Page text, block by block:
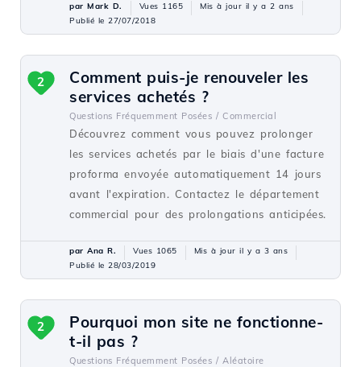
par Mark D. Vues 1165
Mis à jour il y a 2 ans
Publié le 27/07/2018
Comment puis-je renouveler les
services achetés ?
Questions Fréquemment Posées / Commercial
Découvrez comment vous pouvez prolonger
les services achetés par le biais d'une facture
proforma envoyée automatiquement 14 jours
avant l'expiration. Contactez le département
commercial pour des prolongations anticipées.
2
par Ana R. Vues 1065
Mis à jour il y a 3 ans
Publié le 28/03/2019
Pourquoi mon site ne fonctionne-
t-il pas ?
Questions Fréquemment Posées / Aléatoire
2